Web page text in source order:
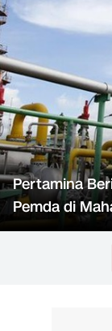
Pertamina
Pemda di